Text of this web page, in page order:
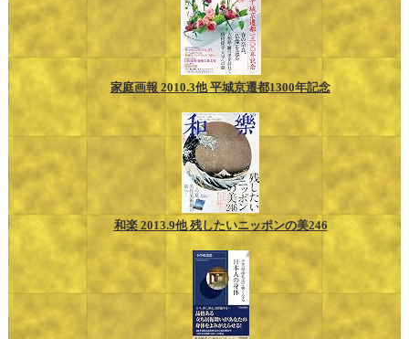
家庭画報 2010.3他 平城京遷都1300年記念
和楽 2013.9他 残したいニッポンの美246